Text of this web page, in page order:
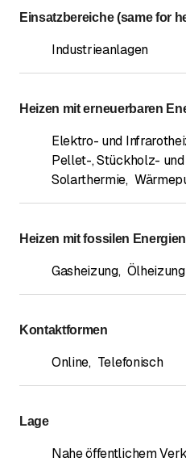
Einsatzbereiche (same for
Industrieanlagen
Heizen mit erneuerbaren
Elektro- und
Pellet-, Stückholz-
Solarthermie,
Heizen mit fossilen Energien
Gasheizung, Ölheizung
Kontaktformen
Online, Telefonisch
Lage
Nahe öffentlichem